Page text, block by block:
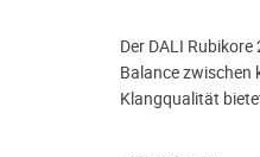
Der DALI
Balance zwischen
Klangqualität